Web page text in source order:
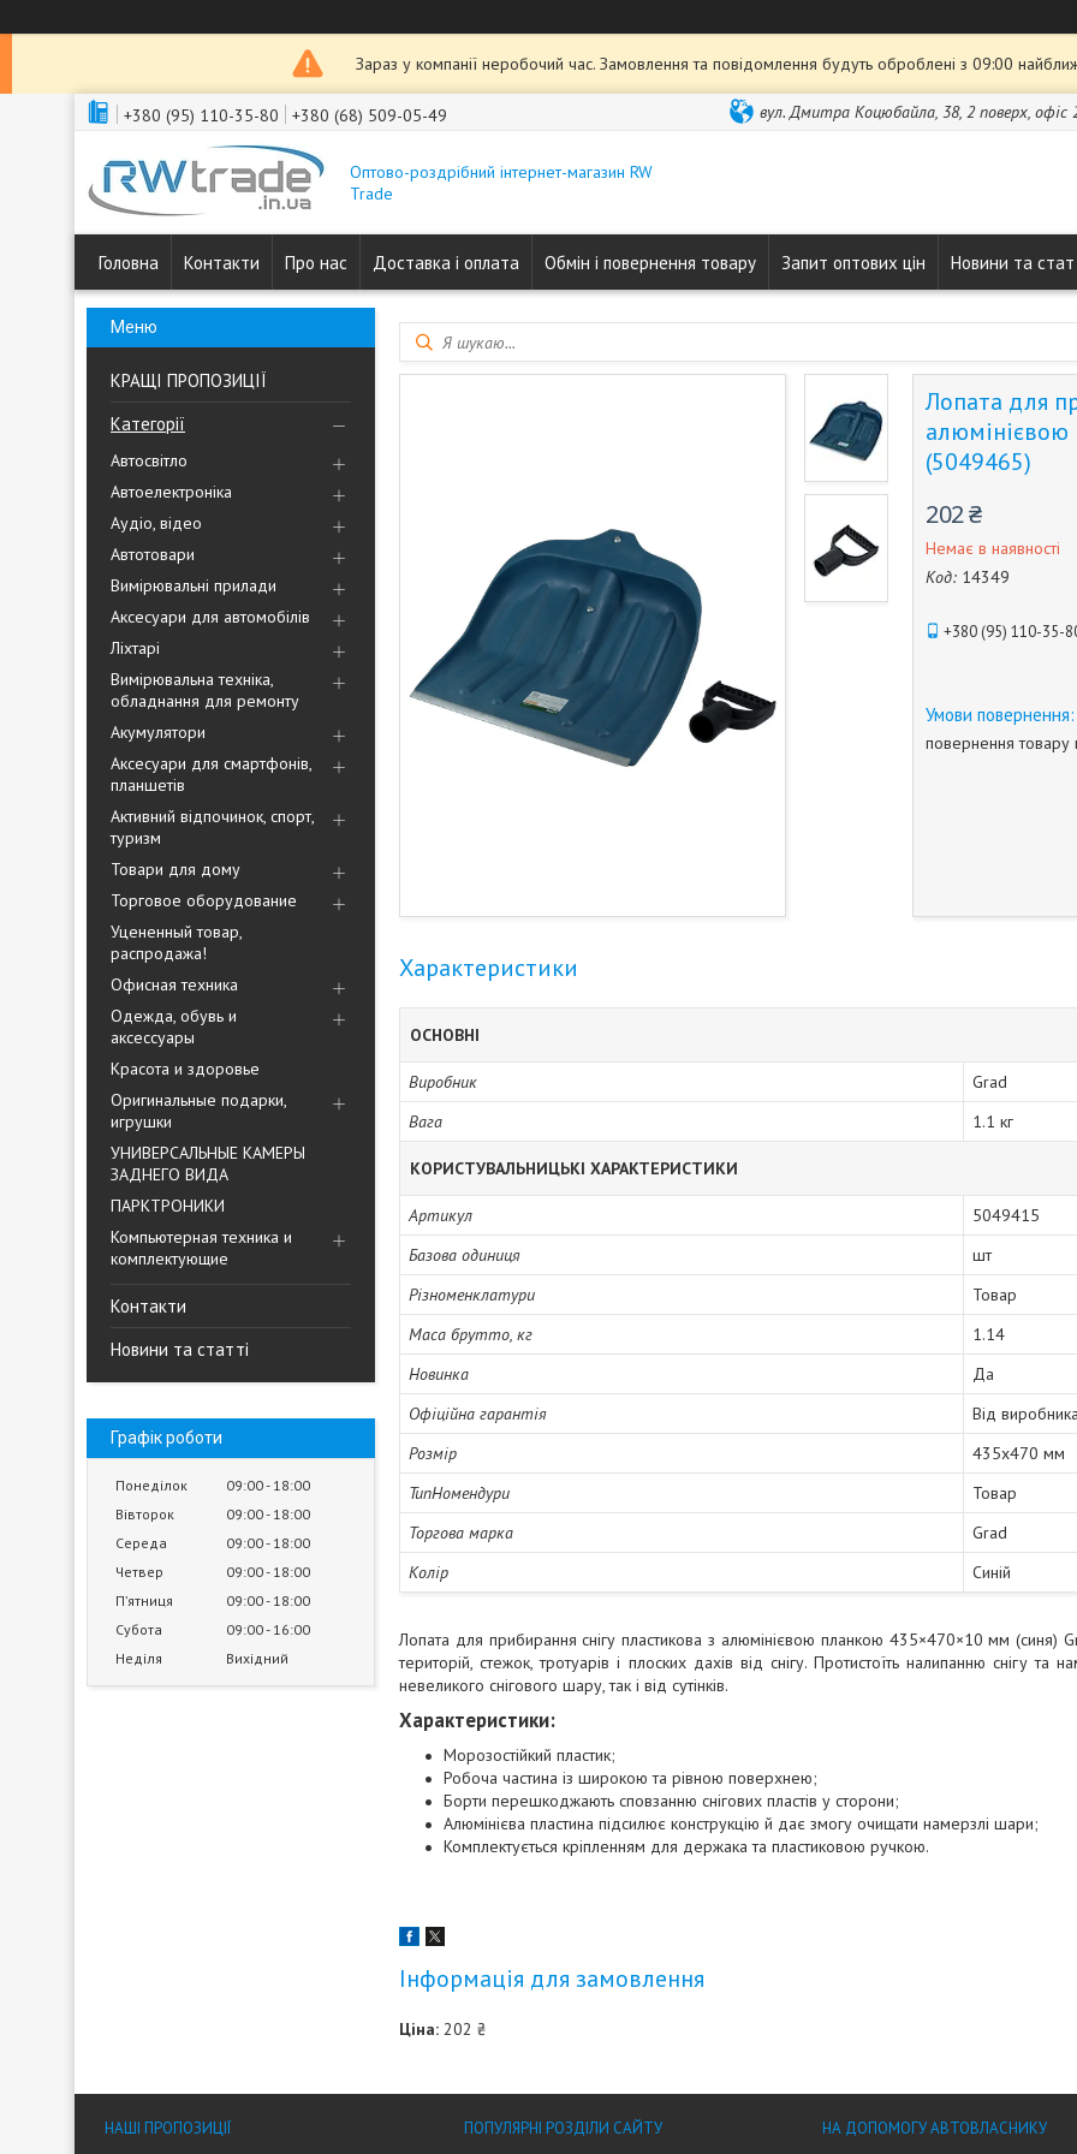
Зараз у компанії неробочий час. Замовлення та повідомлення будуть оброблені з 09:00
+380 (95) 110-35-80 +380 (68) 509-05-49 вул. Дмитра Коцюбайла, 38, 2 поверх, офіс
Оптово-роздрібний інтернет-магазин RW
Trade
Головна Контакти Про нас Доставка і оплата Обмін і повернення товару Запит оптових цін Новини та
КРАЩІ ПРОПОЗИЦІЇ
Категорії
Автосвітло
Автоелектроніка
Аудіо, відео
Автотовари
Вимірювальні прилади
Аксесуари для автомобілів
Ліхтарі
Вимірювальна техніка,
обладнання для ремонту
Акумулятори
Аксесуари для смартфонів,
планшетів
Активний відпочинок, спорт,
туризм
Товари для дому
Торговое оборудование
Уцененный товар,
распродажа!
Офисная техника
Одежда, обувь и
аксессуары
Красота и здоровье
Оригинальные подарки,
игрушки
УНИВЕРСАЛЬНЫЕ КАМЕРЫ
ЗАДНЕГО ВИДА
ПАРКТРОНИКИ
Компьютерная техника и
комплектующие
Контакти
Новини та статті
Графік роботи
Понеділок 09:00 18:00
Вівторок
09:00 18:00
Середа
09:00 18:00
Четвер
09:00 18:00
Пʼятниця
09:00 18:00
Субота
09:00 16:00
Неділя
Вихідний
Лопата для
алюмінієвою
(5049465)
202 ₴
Немає в наявності
Код: 14349
+380 (95) 110-35-
повернення
Характеристики
ОСНОВНІ
Виробник
Grad
Вага
1.1 кг
КОРИСТУВАЛЬНИЦЬКІ ХАРАКТЕРИСТИКИ
Артикул
5049415
Базова одиниця
шт
Різноменклатури
Товар
Маса брутто, кг
1.14
Новинка
Да
Офіційна гарантія
Від
Розмір
435х470 мм
ТипНомендури
Товар
Торгова марка
Grad
Колір
Синій
Лопата для прибирання снігу пластикова з алюмінієвою планкою 435×470×10 мм (синя)
територій, стежок, тротуарів і плоских дахів від снігу. Протистоїть налипанню снігу
невеликого снігового шару, так і від сутінків.
Характеристики:
Морозостійкий пластик;
Робоча частина із широкою та рівною поверхнею;
Борти перешкоджають сповзанню снігових пластів у сторони;
Алюмінієва пластина підсилює конструкцію й дає змогу очищати намерзлі шари;
Комплектується кріпленням для держака та пластиковою ручкою.
Інформація для замовлення
Ціна: 202 ₴
НАШІ ПРОПОЗИЦІЇ ПОПУЛЯРНІ РОЗДІЛИ САЙТУ НА ДОПОМОГУ АВТОВЛАСНИКУ